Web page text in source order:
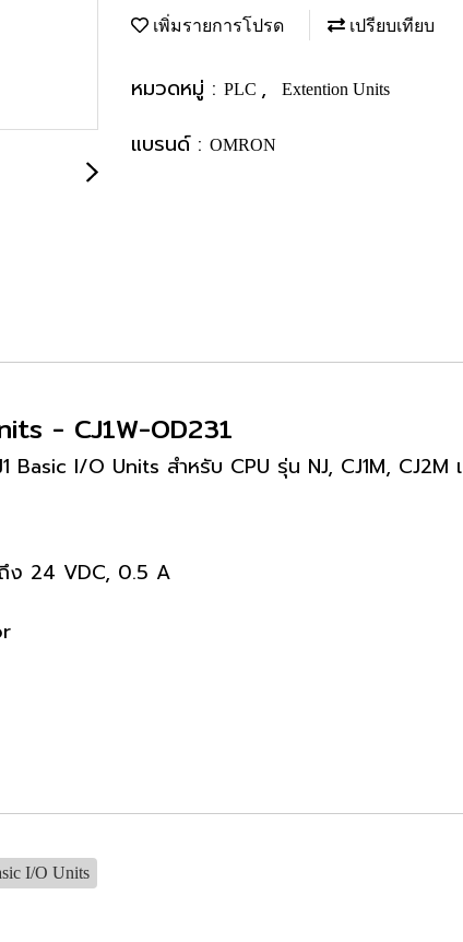
เพิ่มรายการโปรด เปรียบเทียบ
หมวดหมู่ : PLC , Extention Units
แบรนด์ : OMRON
- CJ1W-OD231
I/O Units สำหรับ CPU รุ่น NJ, CJ1M, CJ2M
ง 24 VDC, 0.5 A
I/O Units